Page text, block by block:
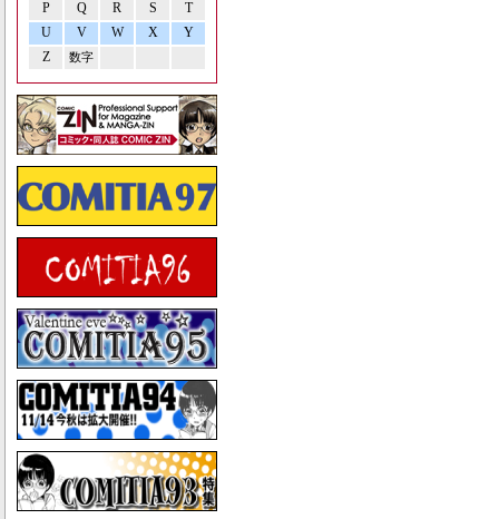
P Q R S
T
U
V W X
Y
Z
数字